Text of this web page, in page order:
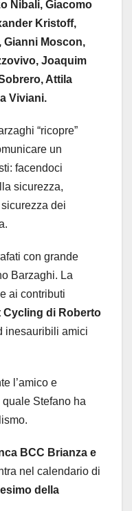
Nibali, Giacomo
Kristoff,
Gianni Moscon,
Joaquim
Attila
Viviani.
“ricopre”
un
facendoci
sicurezza,
dei
con grande
Barzaghi. La
ai contributi
Cycling di Roberto
inesauribili amici
l’amico e
quale Stefano ha
BCC Brianza e
nel calendario di
della